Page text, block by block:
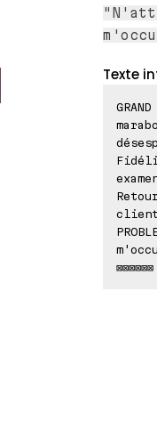
Texte